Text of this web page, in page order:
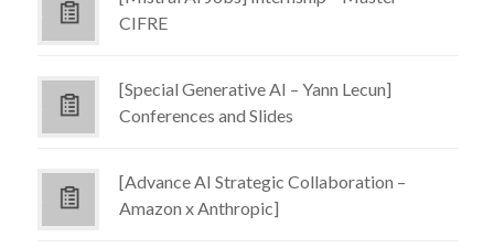
CIFRE
[Special Generative AI – Yann Lecun]
Conferences and Slides
[Advance AI Strategic Collaboration –
Amazon x Anthropic]